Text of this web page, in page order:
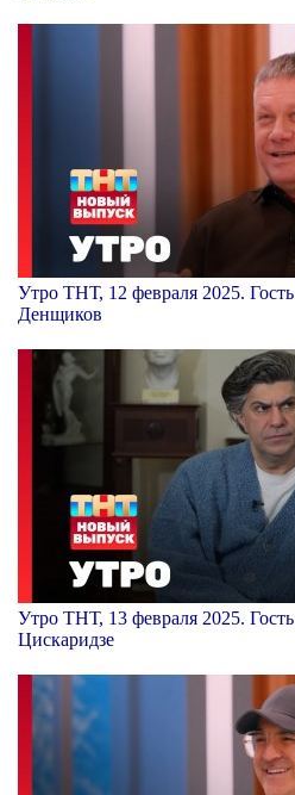
Утро ТНТ, 12 февраля 2025.
Денщиков
Утро ТНТ, 13 февраля 2025.
Цискаридзе